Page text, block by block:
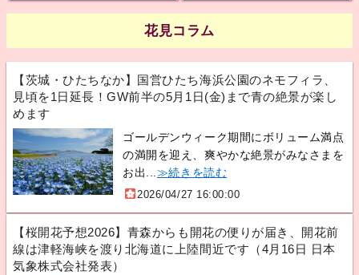
花見コラム
【茨城・ひたちなか】国営ひたち海浜公園のネモフィラ、
見頃を1日延長！GW前半の5月1日(金)まで青の絶景が楽し
めます
ゴールデンウィーク期間にボリューム満点
の満開を迎え、爽やかな絶景がみなさまを
お出... ≫続きを読む
2026/04/27 16:00:00
【桜開花予想2026】青森からも開花の便りが届き、開花前
線は津軽海峡を渡り北海道に上陸間近です（4月16日 日本
気象株式会社発表）